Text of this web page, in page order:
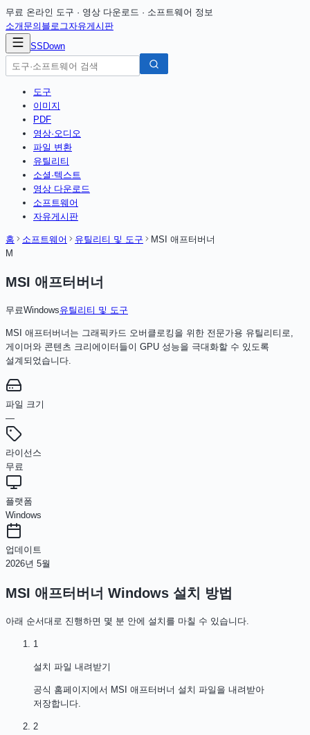
무료 온라인 도구 · 영상 다운로드 · 소프트웨어 정보
소개 문의 블로그자유게시판
SSDown
도구
이미지
PDF
영상·오디오
파일 변환
유틸리티
소셜·텍스트
영상 다운로드
소프트웨어
자유게시판
홈 소프트웨어 유틸리티 및 도구
MSI 애프터버너
M
MSI 애프터버너
무료Windows유틸리티 및 도구
MSI 애프터버너는 그래픽카드 오버클로킹을 위한 전문가용 유틸리티로,
게이머와 콘텐츠 크리에이터들이 GPU 성능을 극대화할 수 있도록
설계되었습니다.
파일 크기
—
라이선스
무료
플랫폼
Windows
업데이트
2026년 5월
MSI 애프터버너 Windows 설치 방법
아래 순서대로 진행하면 몇 분 안에 설치를 마칠 수 있습니다.
1
설치 파일 내려받기
공식 홈페이지에서 MSI 애프터버너 설치 파일을 내려받아
저장합니다.
2